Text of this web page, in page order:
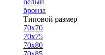
белый
бронза
Типовой размер
70х70
70х75
70х80